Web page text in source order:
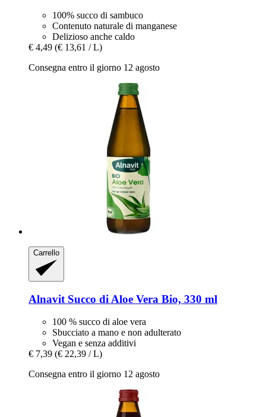
100% succo di sambuco
Contenuto naturale di manganese
Delizioso anche caldo
€ 4,49 (€ 13,61 / L)
Consegna entro il giorno 12 agosto
Carrello
Alnavit Succo di Aloe Vera Bio, 330 ml
100 % succo di aloe vera
Sbucciato a mano e non adulterato
Vegan e senza additivi
€ 7,39 (€ 22,39 / L)
Consegna entro il giorno 12 agosto